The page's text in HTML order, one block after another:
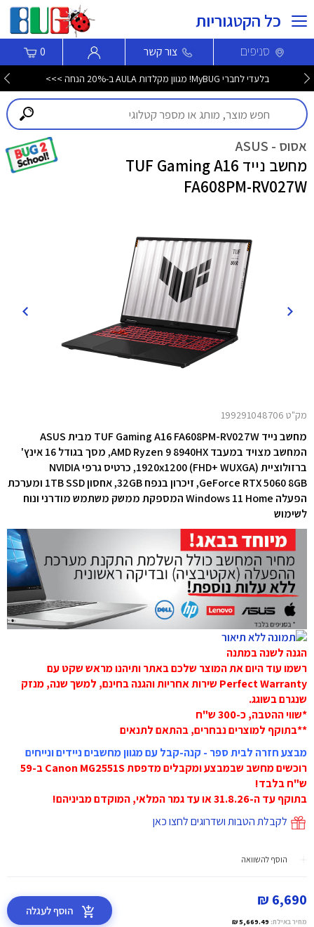
כל הקטגוריות
סניפים צור קשר 0
בלעדי לחברי MyBUG! מגוון מקלדות AULA ב-20% הנחה >>>
אסוס - ASUS
מחשב נייד TUF Gaming A16
FA608PM-RV027W
מק"ט 199291048706
מחשב נייד TUF Gaming A16 FA608PM-RV027W מבית ASUS
המחשב מצויד במעבד AMD Ryzen 9 8940HX,
מסך בגודל 16 אינץ'
ברזולוציית 1920x1200 (FHD+ WUXGA),
כרטיס גרפי NVIDIA
GeForce RTX 5060 8GB,
זיכרון בנפח 32GB, אחסון 1TB SSD ומערכת
הפעלה Windows 11 Home המספקת ממשק משתמש מודרני ונוח
לשימוש
הגנה לשנה במתנה
רשמו עוד היום את המוצר שלכם באתר ותיהנו מראש שקט עם
Perfect Warranty שירות אחריות והגנה בחינם, למשך שנה, מנזק
שנגרם בשוגג.
*שווי ההטבה, כ-300 ש"ח
**בתוקף למוצרים נבחרים, בהתאם לתנאים
מבצע חזרה לבית ספר - קנה-קבל עם מגוון מחשבים ניידים ונייחים
רוכשים מחשב שבמבצע ומקבלים מדפסת Canon MG2551S ב-59
ש"ח בלבד!
בתוקף עד ה-31.8.26 או עד גמר המלאי, המוקדם מביניהם!
לקבלת הטבות ושדרוגים לחצו כאן
הוסף להשוואה
6,690 ₪
מחיר באילת: 5,669.49 ₪
הוסף לעגלה